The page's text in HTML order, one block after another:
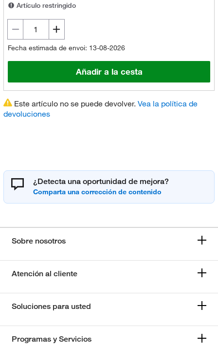
Artículo restringido
Fecha estimada de envoi: 13-08-2026
Añadir a la cesta
Este artículo no se puede devolver. Vea la política de
devoluciones
¿Detecta una oportunidad de mejora?
Sobre nosotros
Atención al cliente
Soluciones para usted
Programas y Servicios